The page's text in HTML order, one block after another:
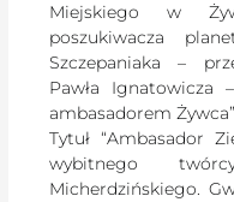
Miejskiego w
poszukiwacza
Szczepaniaka –
Pawła Ignatowicza
ambasadorem
Tytuł “Ambasador
wybitnego
Micherdzińskiego.